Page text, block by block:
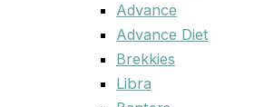
Advance
Advance Diet
Brekkies
Libra